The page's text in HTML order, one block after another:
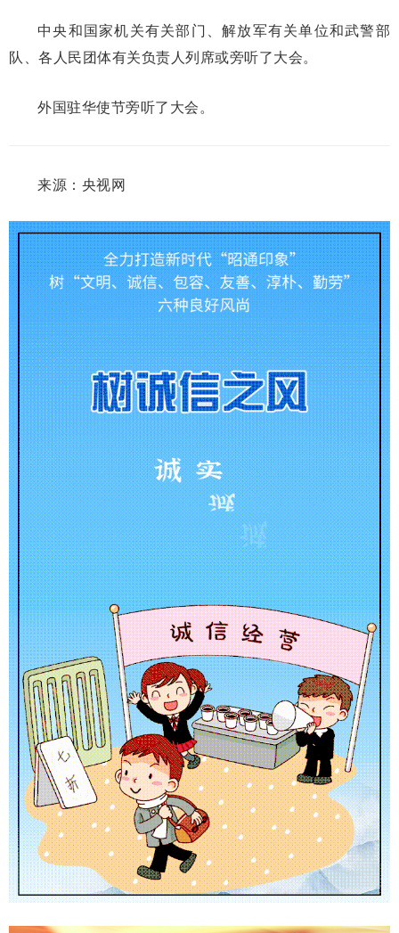
中央和国家机关有关部门、解放军有关单位和武警部
队、各人民团体有关负责人列席或旁听了大会。
外国驻华使节旁听了大会。
来源：央视网